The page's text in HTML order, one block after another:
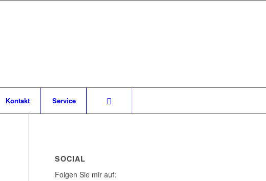
Kontakt Service
SOCIAL
Folgen Sie mir auf: